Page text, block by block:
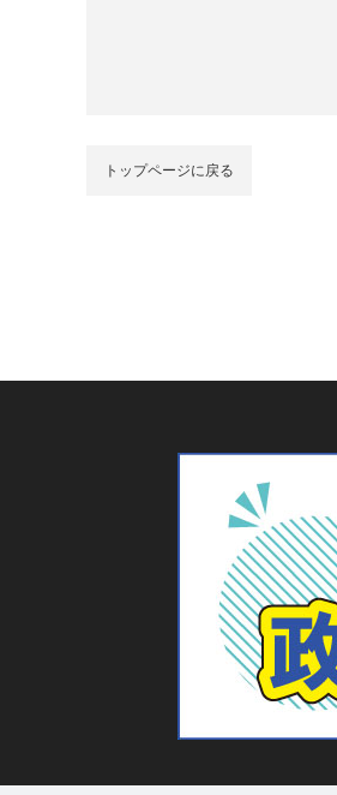
トップページに戻る